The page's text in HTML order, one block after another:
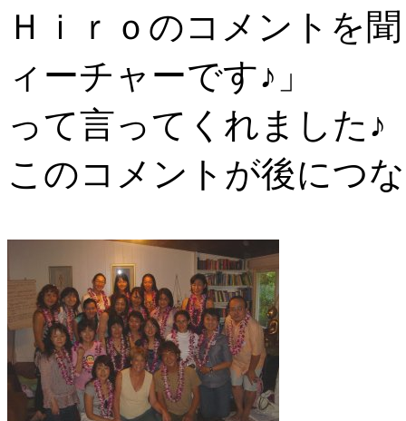
Ｈｉｒｏのコメントを
ィーチャーです♪」
って言ってくれました♪
このコメントが後につ